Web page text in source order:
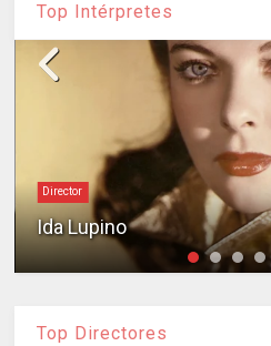
Top Intérpretes
Director
Ida Lupino
Top Directores